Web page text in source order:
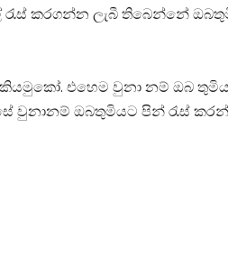
කරගන්න ලැබී තිබෙන්නේ
එහෙම වුනා නම් ඔබ
වුනානම් ඔබතුමියට පින් රැස්